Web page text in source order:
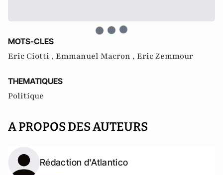
MOTS-CLES
Eric Ciotti , Emmanuel Macron , Eric Zemmour
THEMATIQUES
Politique
A PROPOS DES AUTEURS
Rédaction d'Atlantico